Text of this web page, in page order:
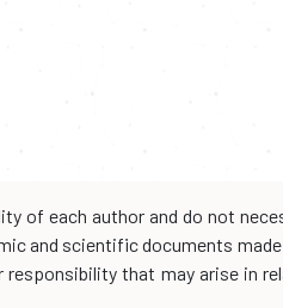
of each author and do not
and scientific documents
that may arise in